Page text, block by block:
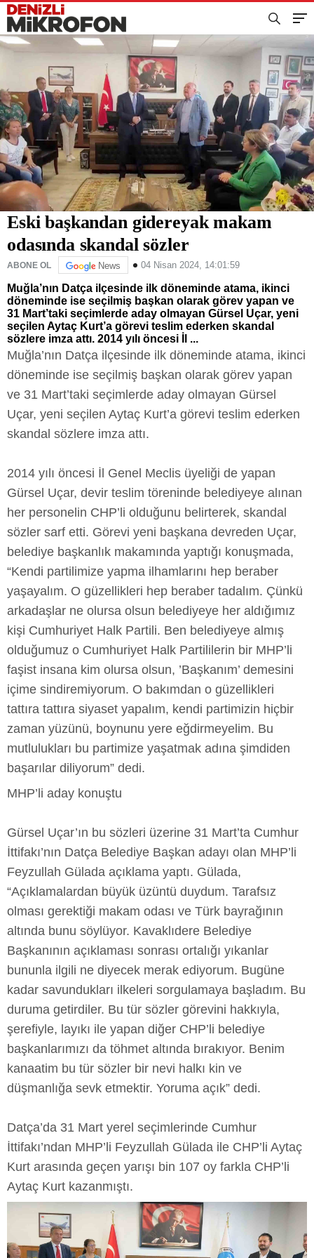
Eski başkandan gidereyak makam
odasında skandal sözler
ABONE OL News 04 Nisan 2024, 14:01:59
Muğla’nın Datça ilçesinde ilk döneminde atama, ikinci
döneminde ise seçilmiş başkan olarak görev yapan ve
31 Mart’taki seçimlerde aday olmayan Gürsel Uçar, yeni
seçilen Aytaç Kurt’a görevi teslim ederken skandal
sözlere imza attı. 2014 yılı öncesi İl ...
Muğla’nın Datça ilçesinde ilk döneminde atama, ikinci
döneminde ise seçilmiş başkan olarak görev yapan
ve 31 Mart’taki seçimlerde aday olmayan Gürsel
Uçar, yeni seçilen Aytaç Kurt’a görevi teslim ederken
skandal sözlere imza attı.
2014 yılı öncesi İl Genel Meclis üyeliği de yapan
Gürsel Uçar, devir teslim töreninde belediyeye alınan
her personelin CHP’li olduğunu belirterek, skandal
sözler sarf etti. Görevi yeni başkana devreden Uçar,
belediye başkanlık makamında yaptığı konuşmada,
“Kendi partilimize yapma ilhamlarını hep beraber
yaşayalım. O güzellikleri hep beraber tadalım. Çünkü
arkadaşlar ne olursa olsun belediyeye her aldığımız
kişi Cumhuriyet Halk Partili. Ben belediyeye almış
olduğumuz o Cumhuriyet Halk Partililerin bir MHP’li
faşist insana kim olursa olsun, ’Başkanım’ demesini
içime sindiremiyorum. O bakımdan o güzellikleri
tattıra tattıra siyaset yapalım, kendi partimizin hiçbir
zaman yüzünü, boynunu yere eğdirmeyelim. Bu
mutlulukları bu partimize yaşatmak adına şimdiden
başarılar diliyorum” dedi.
MHP’li aday konuştu
Gürsel Uçar’ın bu sözleri üzerine 31 Mart’ta Cumhur
İttifakı’nın Datça Belediye Başkan adayı olan MHP’li
Feyzullah Gülada açıklama yaptı. Gülada,
“Açıklamalardan büyük üzüntü duydum. Tarafsız
olması gerektiği makam odası ve Türk bayrağının
altında bunu söylüyor. Kavaklıdere Belediye
Başkanının açıklaması sonrası ortalığı yıkanlar
bununla ilgili ne diyecek merak ediyorum. Bugüne
kadar savundukları ilkeleri sorgulamaya başladım. Bu
duruma getirdiler. Bu tür sözler görevini hakkıyla,
şerefiyle, layıkı ile yapan diğer CHP’li belediye
başkanlarımızı da töhmet altında bırakıyor. Benim
kanaatim bu tür sözler bir nevi halkı kin ve
düşmanlığa sevk etmektir. Yoruma açık” dedi.
Datça’da 31 Mart yerel seçimlerinde Cumhur
İttifakı’ndan MHP’li Feyzullah Gülada ile CHP’li Aytaç
Kurt arasında geçen yarışı bin 107 oy farkla CHP’li
Aytaç Kurt kazanmıştı.